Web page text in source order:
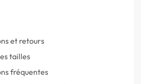
et retours
tailles
fréquentes